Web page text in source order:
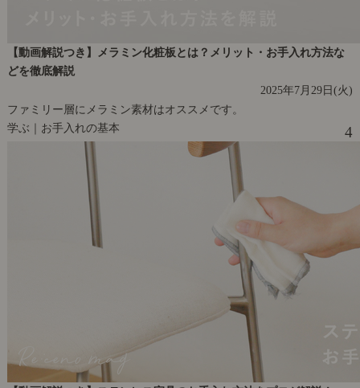
【動画解説つき】メラミン化粧板とは？メリット・お手入れ方法な
どを徹底解説
2025年7月29日(火)
ファミリー層にメラミン素材はオススメです。
学ぶ｜お手入れの基本
4